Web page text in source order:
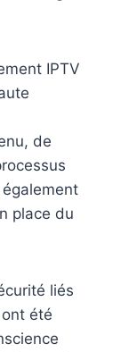
IPTV
de
place du
liés
ont été